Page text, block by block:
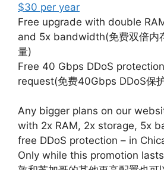
$30 per year
Free upgrade with double
and 5x bandwidth(免费双倍内
量)
Free 40 Gbps DDoS
request(免费40Gbps DDoS保
Any bigger plans on our
with 2x RAM, 2x storage, 5x
free DDoS protection – in
Only while this promotion